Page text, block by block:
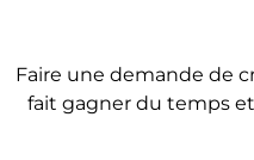
Faire une demande de
fait gagner du temps